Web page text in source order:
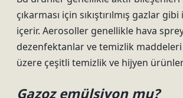
çıkarması için sıkıştırılmış gazlar
içerir. Aerosoller genellikle hava
dezenfektanlar ve temizlik
üzere çeşitli temizlik ve hijyen
Gazoz emülsiyon mu?